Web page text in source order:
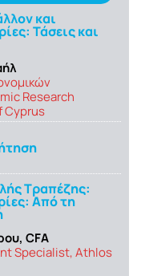
και
Τάσεις και
Research
Cyprus
Τραπέζης:
Από τη
CFA
Specialist, Athlos